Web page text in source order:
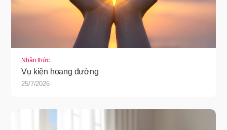
Nhận thức
Vụ kiện hoang đường
25/7/2026